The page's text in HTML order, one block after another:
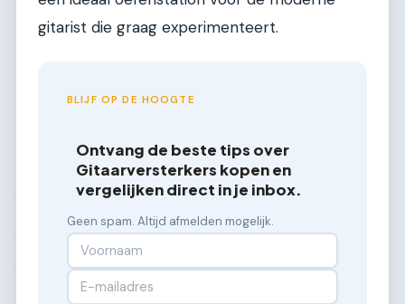
gitarist die graag experimenteert.
BLIJF OP DE HOOGTE
Ontvang de beste tips over
Gitaarversterkers kopen en
vergelijken direct in je inbox.
Geen spam. Altijd afmelden mogelijk.